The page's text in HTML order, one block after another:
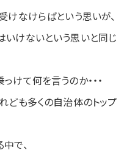
けなけらばという思いが、
けないという思いと同じ
けて何を言うのか・・・
ども多くの自治体のトップ
で、